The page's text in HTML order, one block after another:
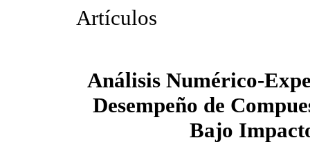
Artículos
Análisis Numérico-
Desempeño de
Bajo